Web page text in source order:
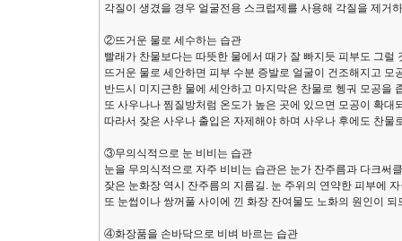
각질이 생겼을 경우 얼굴전용 스크럽제를 사용해 각질을 제거
②뜨거운 물로 세수하는 습관
빨래가 찬물보다는 따뜻한 물에서 때가 잘 빠지듯 피부도 그럴
뜨거운 물로 세안하면 피부 수분 증발로 얼굴이 건조해지고 모
반드시 미지근한 물에 세안하고 마지막은 찬물로 헹궈 모공을
또 사우나나 찜질방처럼 온도가 높은 곳에 있으면 모공이 확대
따라서 잦은 사우나 출입은 자제해야 하며 사우나 후에도 찬
③무의식적으로 눈 비비는 습관
눈을 무의식적으로 자주 비비는 습관은 눈가 잔주름과 다크써
잦은 눈화장 역시 잔주름의 지름길. 눈 주위의 연약한 피부에
또 눈썹이나 쌍꺼풀 사이에 낀 화장 잔여물도 노화의 원인이
④화장품을 손바닥으로 비벼 바르는 습관